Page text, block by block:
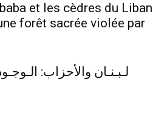
et les cèdres du Liban
forêt sacrée violée par
لـبـنـان والأحزاب: